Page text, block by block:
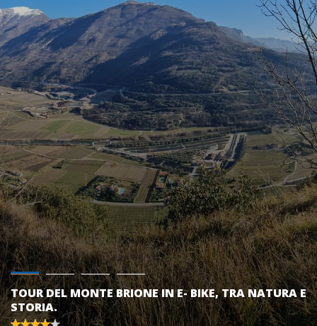
TOUR DEL MONTE BRIONE IN E- BIKE, TRA NATURA E
STORIA.